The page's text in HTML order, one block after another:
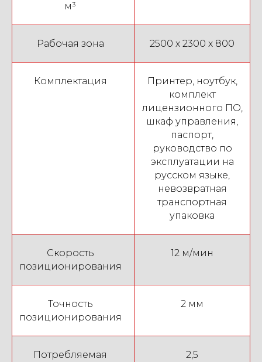
Коммуникации в доме, напечатанном на 3D
Прочность стен 3D дома: ответы на вопросы |
1:26
Строительство дома с использованием
аддитивных технологий: как выглядят стены? |
0:50
Как выглядит печать дома на строительном 3D
м³
Рабочая зона 2500 х 2300 х 800
Комплектация
Принтер, ноутбук,
комплект
лицензионного ПО,
шкаф управления,
паспорт,
руководство по
эксплуатации на
русском языке,
невозвратная
транспортная
упаковка
Скорость
позиционирования
12 м/мин
Точность
позиционирования
2 мм
Потребляемая
2,5